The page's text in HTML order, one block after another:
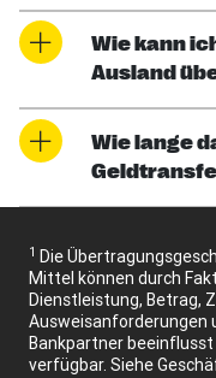
Wie kann
Ausland
Wie lange
1 Die
Mittel können durch
Dienstleistung, Betrag,
Ausweisanforderungen
Bankpartner
verfügbar. Siehe